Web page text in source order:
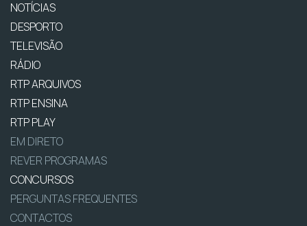
NOTÍCIAS
DESPORTO
TELEVISÃO
RÁDIO
RTP ARQUIVOS
RTP ENSINA
RTP PLAY
EM DIRETO
REVER PROGRAMAS
CONCURSOS
PERGUNTAS FREQUENTES
CONTACTOS